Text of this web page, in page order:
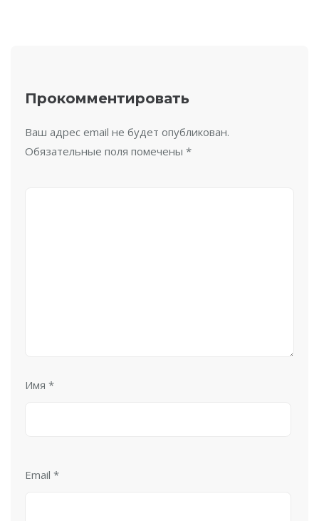
Прокомментировать
Ваш адрес email не будет опубликован.
Обязательные поля помечены *
Имя *
Email *